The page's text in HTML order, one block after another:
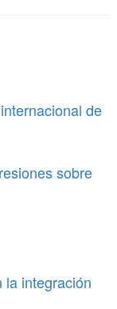
de
sobre
la integración